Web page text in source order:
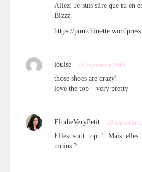
Allez! Je suis sûre que tu en
Bizzz
https://
louise 16 septembre 2010
those shoes are crazy!
love the top – very pretty
ElodieVeryPetit 16 septembre
Elles sont top ! Mais elles
moins ?